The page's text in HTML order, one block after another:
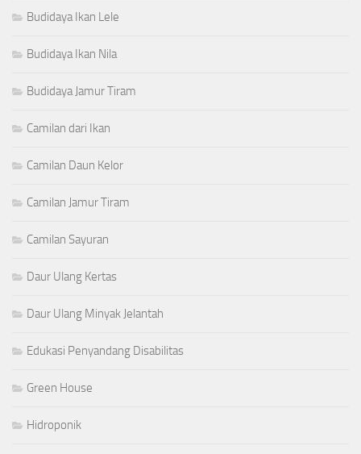
Budidaya Ikan Lele
Budidaya Ikan Nila
Budidaya Jamur Tiram
Camilan dari Ikan
Camilan Daun Kelor
Camilan Jamur Tiram
Camilan Sayuran
Daur Ulang Kertas
Daur Ulang Minyak Jelantah
Edukasi Penyandang Disabilitas
Green House
Hidroponik